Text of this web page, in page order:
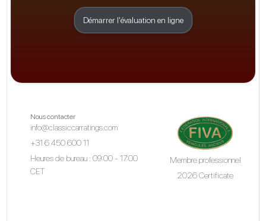
Démarrer l'évaluation en ligne
Nous contacter
info@classiccarratings.com
+31 6 450 600 11
Heures de bureau : 09:00 - 17:00
CET
Membre professionnel
2026 Certificate